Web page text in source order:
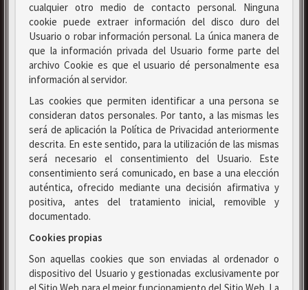
cualquier otro medio de contacto personal. Ninguna
cookie puede extraer información del disco duro del
Usuario o robar información personal. La única manera de
que la información privada del Usuario forme parte del
archivo Cookie es que el usuario dé personalmente esa
información al servidor.
Las cookies que permiten identificar a una persona se
consideran datos personales. Por tanto, a las mismas les
será de aplicación la Política de Privacidad anteriormente
descrita. En este sentido, para la utilización de las mismas
será necesario el consentimiento del Usuario. Este
consentimiento será comunicado, en base a una elección
auténtica, ofrecido mediante una decisión afirmativa y
positiva, antes del tratamiento inicial, removible y
documentado.
Cookies propias
Son aquellas cookies que son enviadas al ordenador o
dispositivo del Usuario y gestionadas exclusivamente por